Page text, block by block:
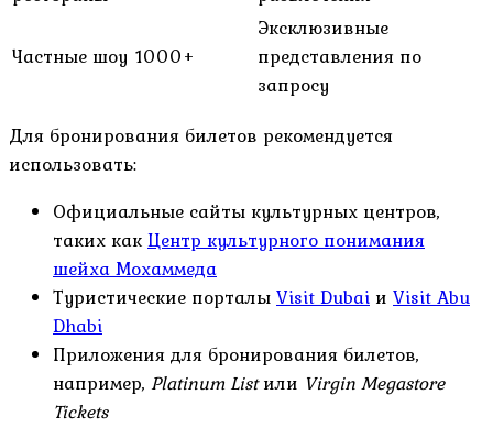
Частные шоу 1000+
Эксклюзивные
представления по
запросу
Для бронирования билетов рекомендуется
использовать:
Официальные сайты культурных центров,
таких какЦентр культурного понимания
шейха Мохаммеда
Туристические порталыVisit Dubai и Visit Abu
Dhabi
Приложения для бронирования билетов,
например, Platinum Listили Virgin Megastore
Tickets